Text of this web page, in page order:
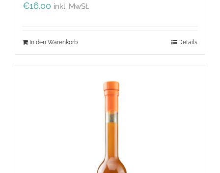
€16.00 inkl. MwSt.
In den Warenkorb Details